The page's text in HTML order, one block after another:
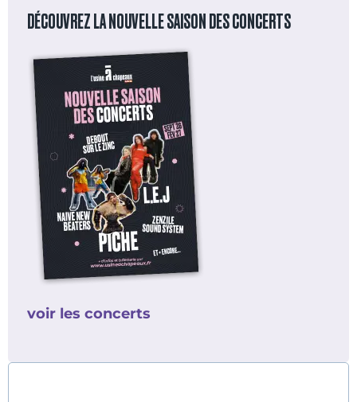
DÉCOUVREZ LA NOUVELLE SAISON DES CONCERTS
voir les concerts